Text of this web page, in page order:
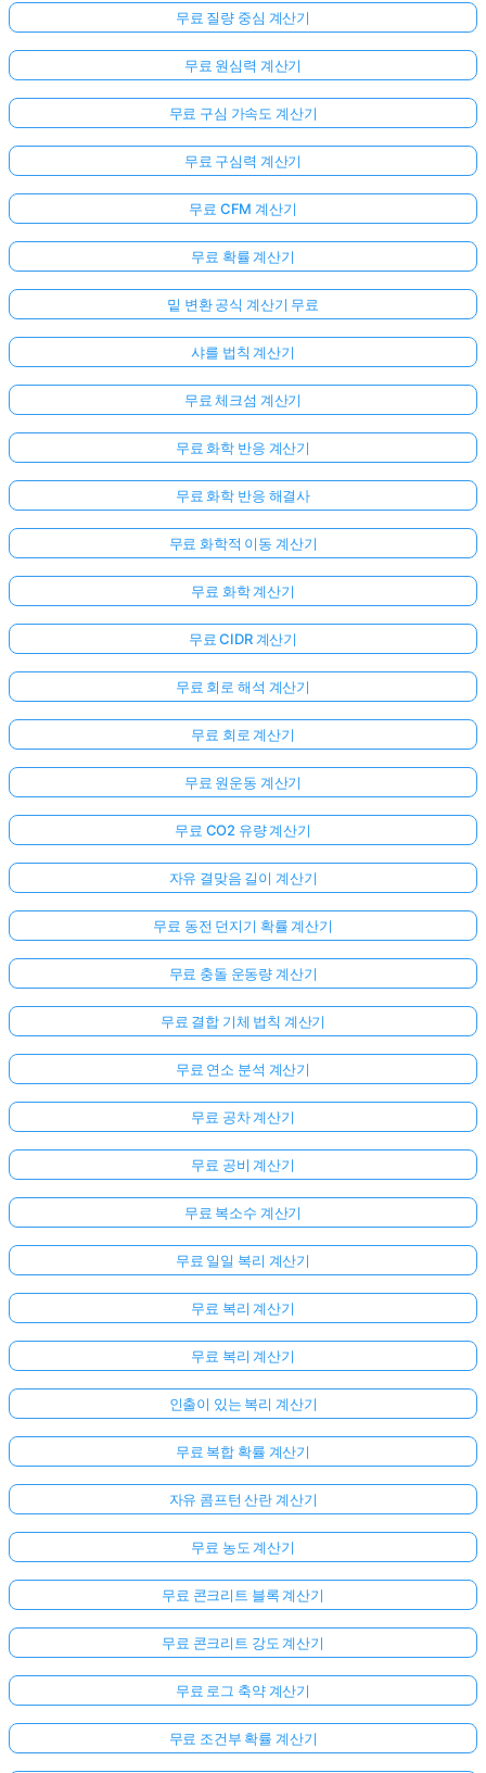
무료 질량 중심 계산기
무료 원심력 계산기
무료 구심 가속도 계산기
무료 구심력 계산기
무료 CFM 계산기
무료 확률 계산기
밑 변환 공식 계산기 무료
샤를 법칙 계산기
무료 체크섬 계산기
무료 화학 반응 계산기
무료 화학 반응 해결사
무료 화학적 이동 계산기
무료 화학 계산기
무료 CIDR 계산기
무료 회로 해석 계산기
무료 회로 계산기
무료 원운동 계산기
무료 CO2 유량 계산기
자유 결맞음 길이 계산기
무료 동전 던지기 확률 계산기
무료 충돌 운동량 계산기
무료 결합 기체 법칙 계산기
무료 연소 분석 계산기
무료 공차 계산기
무료 공비 계산기
무료 복소수 계산기
무료 일일 복리 계산기
무료 복리 계산기
무료 복리 계산기
인출이 있는 복리 계산기
무료 복합 확률 계산기
자유 콤프턴 산란 계산기
무료 농도 계산기
무료 콘크리트 블록 계산기
무료 콘크리트 강도 계산기
무료 로그 축약 계산기
무료 조건부 확률 계산기